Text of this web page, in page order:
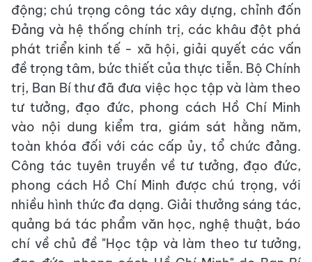
động; chú trọng công tác xây dựng, chỉnh đốn
Đảng và hệ thống chính trị, các khâu đột phá
phát triển kinh tế - xã hội, giải quyết các vấn
đề trọng tâm, bức thiết của thực tiễn. Bộ Chính
trị, Ban Bí thư đã đưa việc học tập và làm theo
tư tưởng, đạo đức, phong cách Hồ Chí Minh
vào nội dung kiểm tra, giám sát hằng năm,
toàn khóa đối với các cấp ủy, tổ chức đảng.
Công tác tuyên truyền về tư tưởng, đạo đức,
phong cách Hồ Chí Minh được chú trọng, với
nhiều hình thức đa dạng. Giải thưởng sáng tác,
quảng bá tác phẩm văn học, nghệ thuật, báo
chí về chủ đề "Học tập và làm theo tư tưởng,